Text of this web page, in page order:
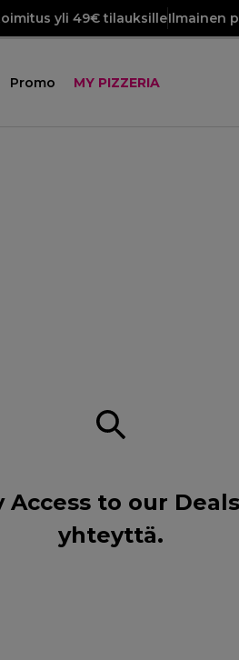
yli 49€ tilauksilleIlmainen
Promo MY PIZZERIA
to our
yhteyttä.